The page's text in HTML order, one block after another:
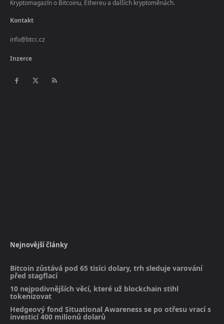
Kryptomagazín o Bitcoinu, Ethereu a dalších kryptoměnách.
Kontakt
info@btcc.cz
Inzerce
Nejnovější články
Bitcoin zůstává pod 65 tisíci dolary, trh sleduje varování
před stagflací
10 nejpodivnějších věcí, které už blockchain stihl
tokenizovat
Hedgeový fond Situational Awareness se po otřesu vrací s
investicí 400 milionů dolarů